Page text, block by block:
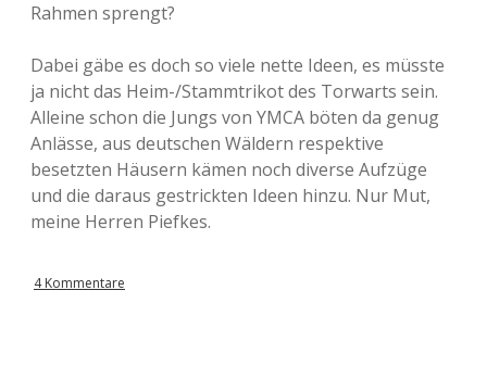
Rahmen sprengt?
Dabei gäbe es doch so viele nette Ideen, es müsste
ja nicht das Heim-/Stammtrikot des Torwarts sein.
Alleine schon die Jungs von YMCA böten da genug
Anlässe, aus deutschen Wäldern respektive
besetzten Häusern kämen noch diverse Aufzüge
und die daraus gestrickten Ideen hinzu. Nur Mut,
meine Herren Piefkes.
4 Kommentare